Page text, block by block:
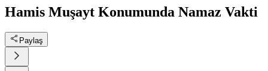
Hamis Muşayt Konumunda Namaz Vakti
Paylaş